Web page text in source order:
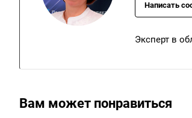
Написать
Эксперт в
Вам может понравиться